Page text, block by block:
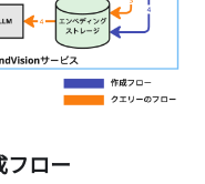
フロー